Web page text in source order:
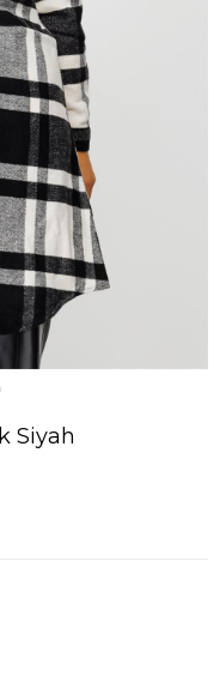
Siyah